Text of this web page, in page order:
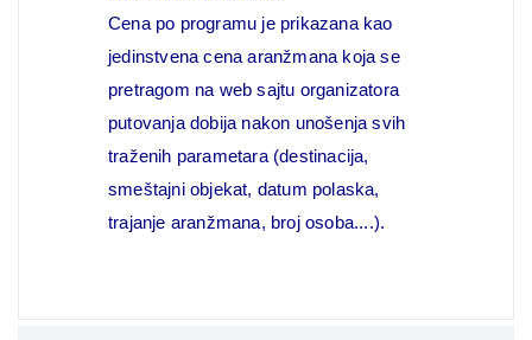
Cena po programu je prikazana kao
jedinstvena cena aranžmana koja se
pretragom na web sajtu organizatora
putovanja dobija nakon unošenja svih
traženih parametara (destinacija,
smeštajni objekat, datum polaska,
trajanje aranžmana, broj osoba....).